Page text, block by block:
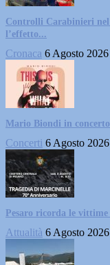
Controlli Carabinieri
l’effetto...
Cronaca 6 Agosto 2026
Mario Biondi in
Concerti 6 Agosto 2026
Pesaro ricorda le
Attualità 6 Agosto 2026